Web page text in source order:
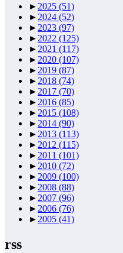
► 2025 (51)
► 2024 (52)
► 2023 (97)
► 2022 (125)
► 2021 (117)
► 2020 (107)
► 2019 (87)
► 2018 (74)
► 2017 (70)
► 2016 (85)
► 2015 (108)
► 2014 (90)
► 2013 (113)
► 2012 (115)
► 2011 (101)
► 2010 (72)
► 2009 (100)
► 2008 (88)
► 2007 (96)
► 2006 (76)
► 2005 (41)
rss